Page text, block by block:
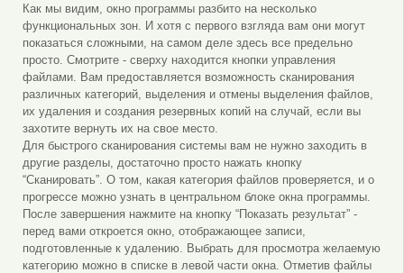
Как мы видим, окно программы разбито на несколько
функциональных зон. И хотя с первого взгляда вам они могут
показаться сложными, на самом деле здесь все предельно
просто. Смотрите - сверху находится кнопки управления
файлами. Вам предоставляется возможность сканирования
различных категорий, выделения и отмены выделения файлов,
их удаления и создания резервных копий на случай, если вы
захотите вернуть их на свое место.
Для быстрого сканирования системы вам не нужно заходить в
другие разделы, достаточно просто нажать кнопку
“Сканировать”. О том, какая категория файлов проверяется, и о
прогрессе можно узнать в центральном блоке окна программы.
После завершения нажмите на кнопку “Показать результат” -
перед вами откроется окно, отображающее записи,
подготовленные к удалению. Выбрать для просмотра желаемую
категорию можно в списке в левой части окна. Отметив файлы